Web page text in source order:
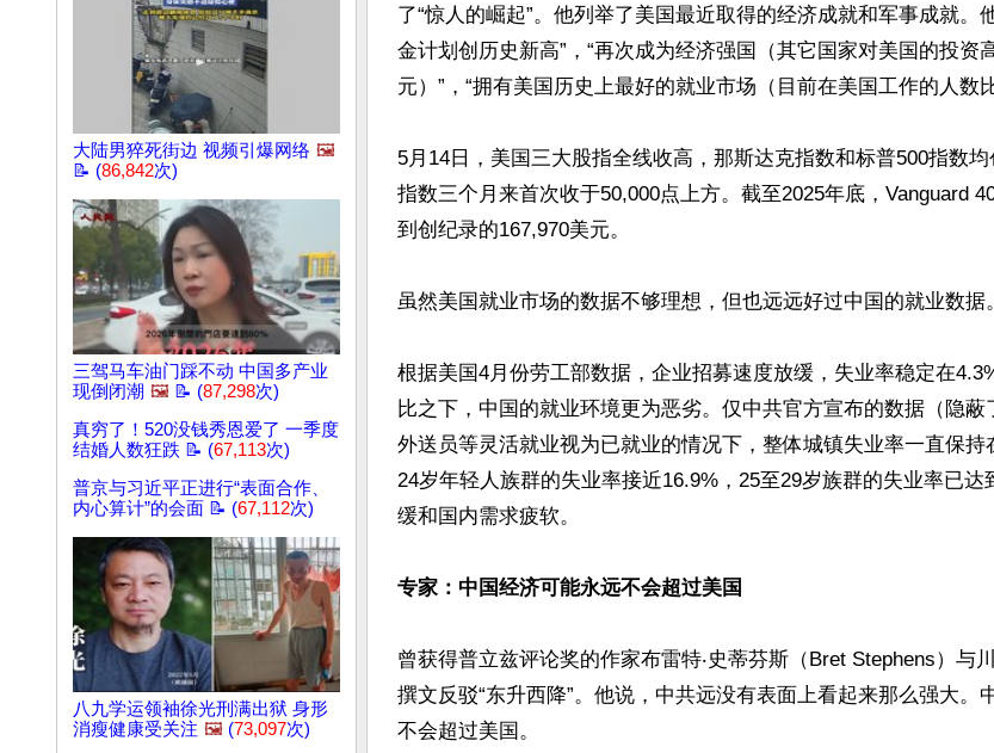
大陆男猝死街边 视频引爆网络 🖼️
📝 (86,842次)
三驾马车油门踩不动 中国多产业
现倒闭潮 🖼️ 📝 (87,298次)
真穷了！520没钱秀恩爱了 一季度
结婚人数狂跌 📝 (67,113次)
普京与习近平正进行“表面合作、
内心算计”的会面 📝 (67,112次)
八九学运领袖徐光刑满出狱 身形
消瘦健康受关注 🖼️ (73,097次)
了“惊人的崛起”。他列举了美国最近取得的经济成就和军事成就。
金计划创历史新高”，“再次成为经济强国（其它国家对美国的投资
元）”，“拥有美国历史上最好的就业市场（目前在美国工作的人数
5月14日，美国三大股指全线收高，那斯达克指数和标普500指数
指数三个月来首次收于50,000点上方。截至2025年底，Vanguard
到创纪录的167,970美元。
虽然美国就业市场的数据不够理想，但也远远好过中国的就业数据。
根据美国4月份劳工部数据，企业招募速度放缓，失业率稳定在
比之下，中国的就业环境更为恶劣。仅中共官方宣布的数据（隐
外送员等灵活就业视为已就业的情况下，整体城镇失业率一直保持
24岁年轻人族群的失业率接近16.9%，25至29岁族群的失业率已
缓和国内需求疲软。
专家：中国经济可能永远不会超过美国
曾获得普立兹评论奖的作家布雷特‧史蒂芬斯（Bret Stephens）与
撰文反驳“东升西降”。他说，中共远没有表面上看起来那么强大。
不会超过美国。